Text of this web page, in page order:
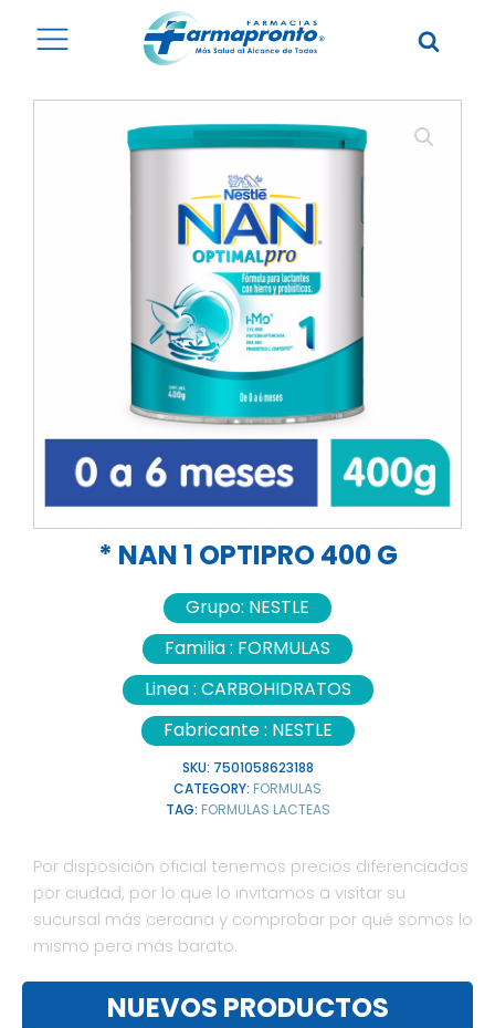
* NAN 1 OPTIPRO 400 G
Grupo: NESTLE
Familia : FORMULAS
Linea : CARBOHIDRATOS
Fabricante : NESTLE
SKU: 7501058623188
CATEGORY: FORMULAS
TAG: FORMULAS LACTEAS
Por disposición oficial tenemos precios diferenciados
por ciudad, por lo que lo invitamos a visitar su
sucursal más cercana y comprobar por qué somos lo
mismo pero más barato.
NUEVOS PRODUCTOS